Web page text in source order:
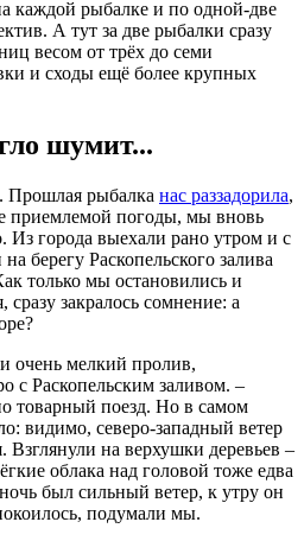
каждой рыбалке и по одной-две
А тут за две рыбалки сразу
весом от трёх до семи
и сходы ещё более крупных
шумит...
Прошлая рыбалка нас раззадорила,
приемлемой погоды, мы вновь
Из города выехали рано утром и с
берегу Раскопельского залива
только мы остановились и
закралось сомнение: а
очень мелкий пролив,
с Раскопельским заливом. –
товарный поезд. Но в самом
видимо, северо-западный ветер
Взглянули на верхушки деревьев –
облака над головой тоже едва
был сильный ветер, к утру он
подумали мы.